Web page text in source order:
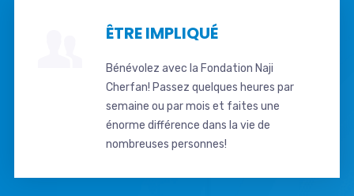
ÊTRE IMPLIQUÉ
Bénévolez avec la Fondation Naji
Cherfan! Passez quelques heures par
semaine ou par mois et faites une
énorme différence dans la vie de
nombreuses personnes!